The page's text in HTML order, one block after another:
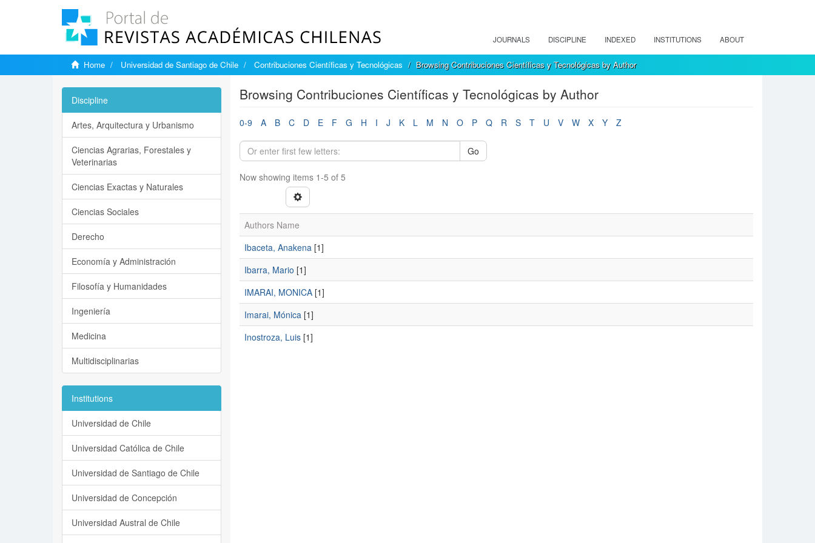
JOURNALS DISCIPLINE INDEXED INSTITUTIONS ABOUT
Home Universidad de Santiago de Chile Contribuciones Científicas y Tecnológicas Browsing Contribuciones Científicas y Tecnológicas by Author
Browsing Contribuciones Científicas y Tecnológicas by Author
0-9 A B C D E F G H I J K L M N O P Q R S T U V W X Y Z
Go
Now showing items 1-5 of 5
Authors Name
Ibaceta, Anakena[1]
Ibarra, Mario [1]
IMARAI, MONICA[1]
Imarai, Mónica[1]
Inostroza, Luis[1]
Discipline
Artes, Arquitectura y Urbanismo
Ciencias Agrarias, Forestales y
Veterinarias
Ciencias Exactas y Naturales
Ciencias Sociales
Derecho
Economía y Administración
Filosofía y Humanidades
Ingeniería
Medicina
Multidisciplinarias
Institutions
Universidad de Chile
Universidad Católica de Chile
Universidad de Santiago de Chile
Universidad de Concepción
Universidad Austral de Chile